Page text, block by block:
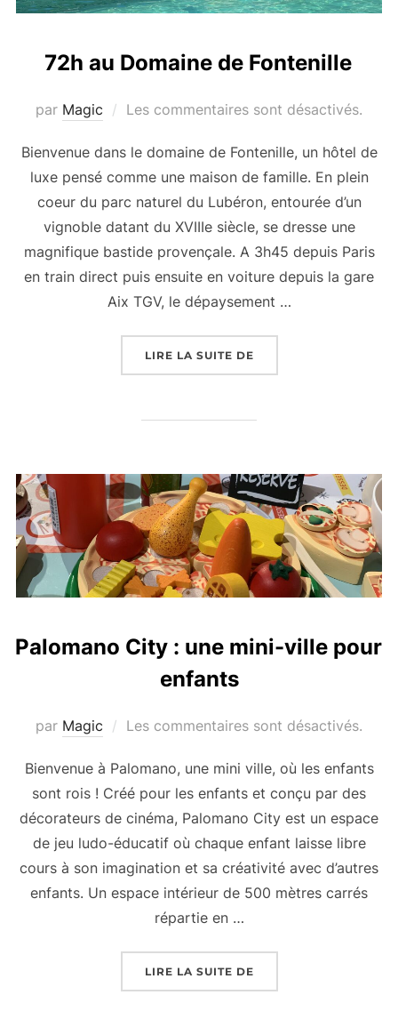
72h au Domaine de Fontenille
par Magic Les commentaires sont désactivés.
Bienvenue dans le domaine de Fontenille, un hôtel de
luxe pensé comme une maison de famille. En plein
coeur du parc naturel du Lubéron, entourée d’un
vignoble datant du XVIIIe siècle, se dresse une
magnifique bastide provençale. A 3h45 depuis Paris
en train direct puis ensuite en voiture depuis la gare
Aix TGV, le dépaysement …
LIRE LA SUITE DE
Palomano City : une mini-ville pour
enfants
par Magic Les commentaires sont désactivés.
Bienvenue à Palomano, une mini ville, où les enfants
sont rois ! Créé pour les enfants et conçu par des
décorateurs de cinéma, Palomano City est un espace
de jeu ludo-éducatif où chaque enfant laisse libre
cours à son imagination et sa créativité avec d’autres
enfants. Un espace intérieur de 500 mètres carrés
répartie en …
LIRE LA SUITE DE